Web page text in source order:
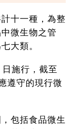
十一種，為整
微生物之管
大類。
施行，截至
遵守的現行微
包括食品微生